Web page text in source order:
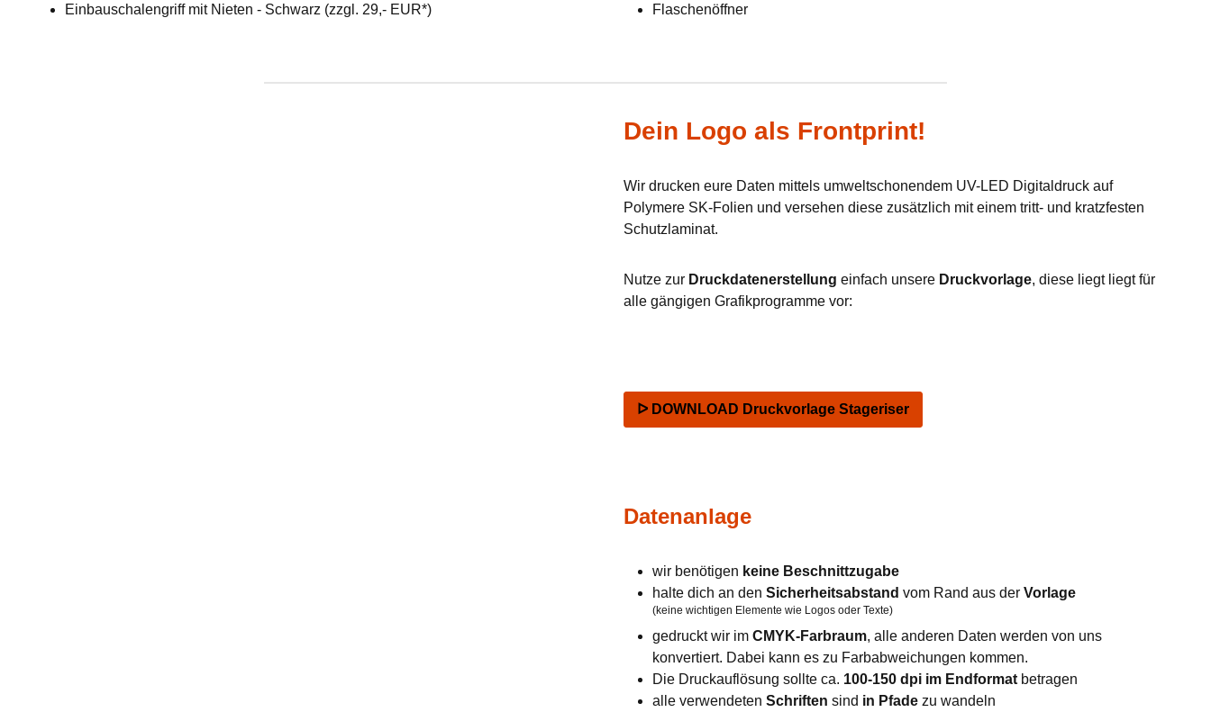
Einbauschalengriff mit Nieten - Schwarz (zzgl. 29,- EUR*)
Flaschenöffner
Dein Logo als Frontprint!
Wir drucken eure Daten mittels umweltschonendem UV-LED Digitaldruck auf
Polymere SK-Folien und versehen diese zusätzlich mit einem tritt- und kratzfesten
Schutzlaminat.
Nutze zur Druckdatenerstellung einfach unsere Druckvorlage, diese liegt liegt für
alle gängigen Grafikprogramme vor:
ᐅ DOWNLOAD Druckvorlage Stageriser
Datenanlage
wir benötigen keine Beschnittzugabe
halte dich an den Sicherheitsabstand vom Rand aus der Vorlage
(keine wichtigen Elemente wie Logos oder Texte)
gedruckt wir im CMYK-Farbraum, alle anderen Daten werden von uns
konvertiert. Dabei kann es zu Farbabweichungen kommen.
Die Druckauflösung sollte ca. 100-150 dpi im Endformat betragen
alle verwendeten Schriften sind in Pfade zu wandeln